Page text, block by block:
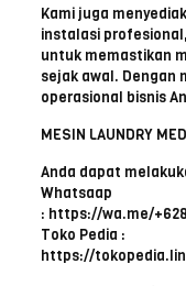
Kami juga
instalasi
untuk memastikan
sejak awal. Dengan
operasional bisnis
MESIN LAUNDRY
Anda dapat
Whatsaap
: https://wa.me/
Toko Pedia :
https://